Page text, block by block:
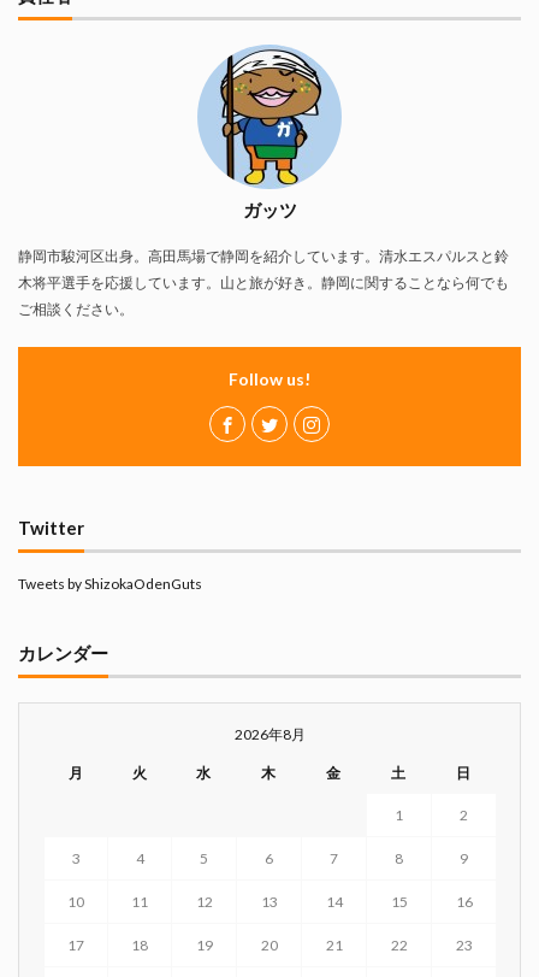
ガッツ
静岡市駿河区出身。高田馬場で静岡を紹介しています。清水エスパルスと鈴
木将平選手を応援しています。山と旅が好き。静岡に関することなら何でも
ご相談ください。
Follow us!
Twitter
Tweets by ShizokaOdenGuts
カレンダー
2026年8月
月 火 水 木 金 土 日
1 2
3 4 5 6 7 8 9
10 11 12 13 14 15 16
17 18 19 20 21 22 23